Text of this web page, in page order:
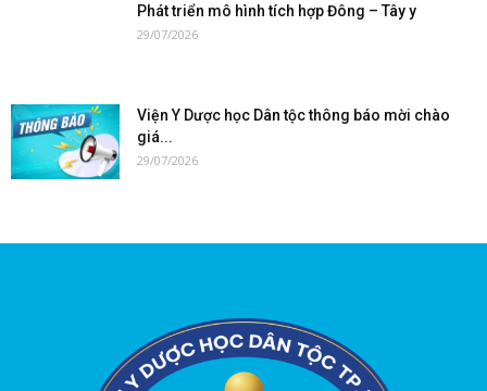
Phát triển mô hình tích hợp Đông – Tây y
29/07/2026
Viện Y Dược học Dân tộc thông báo mời chào
giá...
29/07/2026